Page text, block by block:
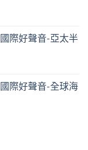
際好聲音-亞太半
際好聲音-全球海